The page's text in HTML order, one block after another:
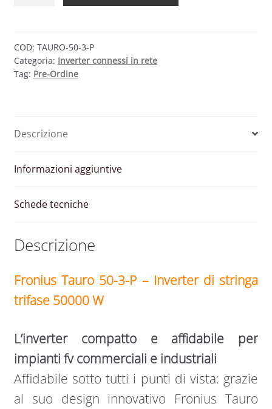
P
–
INVERTER
50000W
COD: TAURO-50-3-P
Categoria: Inverter connessi in rete
Tag: Pre-Ordine
Descrizione
Informazioni aggiuntive
Schede tecniche
Descrizione
Fronius Tauro 50-3-P – Inverter di stringa
trifase 50000 W
L’inverter compatto e affidabile per
impianti fv commerciali e industriali
Affidabile sotto tutti i punti di vista: grazie
al suo design innovativo Fronius Tauro